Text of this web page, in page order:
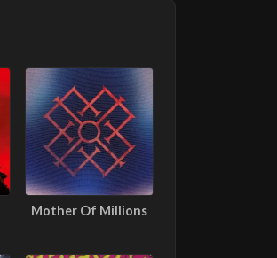
Mother Of Millions